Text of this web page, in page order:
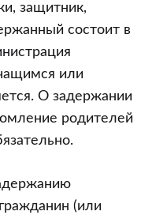
защитник,
состоит в
или
О задержании
родителей
(или